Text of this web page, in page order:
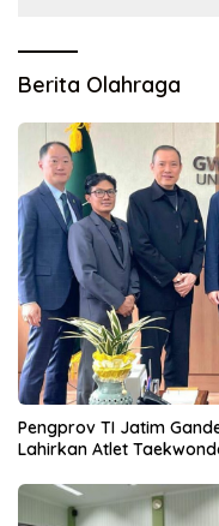
Berita Olahraga
Pengprov TI Jatim
Lahirkan Atlet